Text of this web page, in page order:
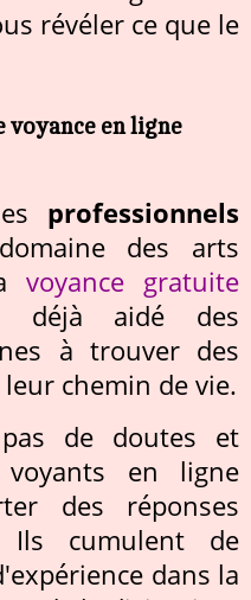
révéler ce que le
voyance en ligne
professionnels
des arts
voyance gratuite
aidé des
à trouver des
chemin de vie.
de doutes et
voyants en ligne
des réponses
Ils cumulent de
dans la